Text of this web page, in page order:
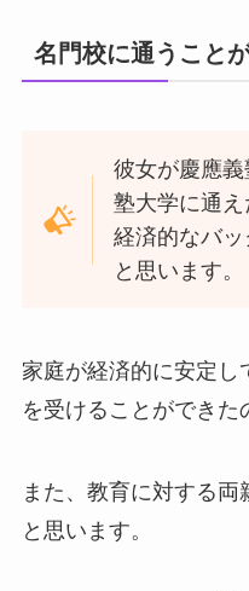
名門校に通うこと
彼女が慶應
塾大学に通
経済的なバ
と思います。
家庭が経済的に安定し
を受けることができた
また、教育に対する
と思います。